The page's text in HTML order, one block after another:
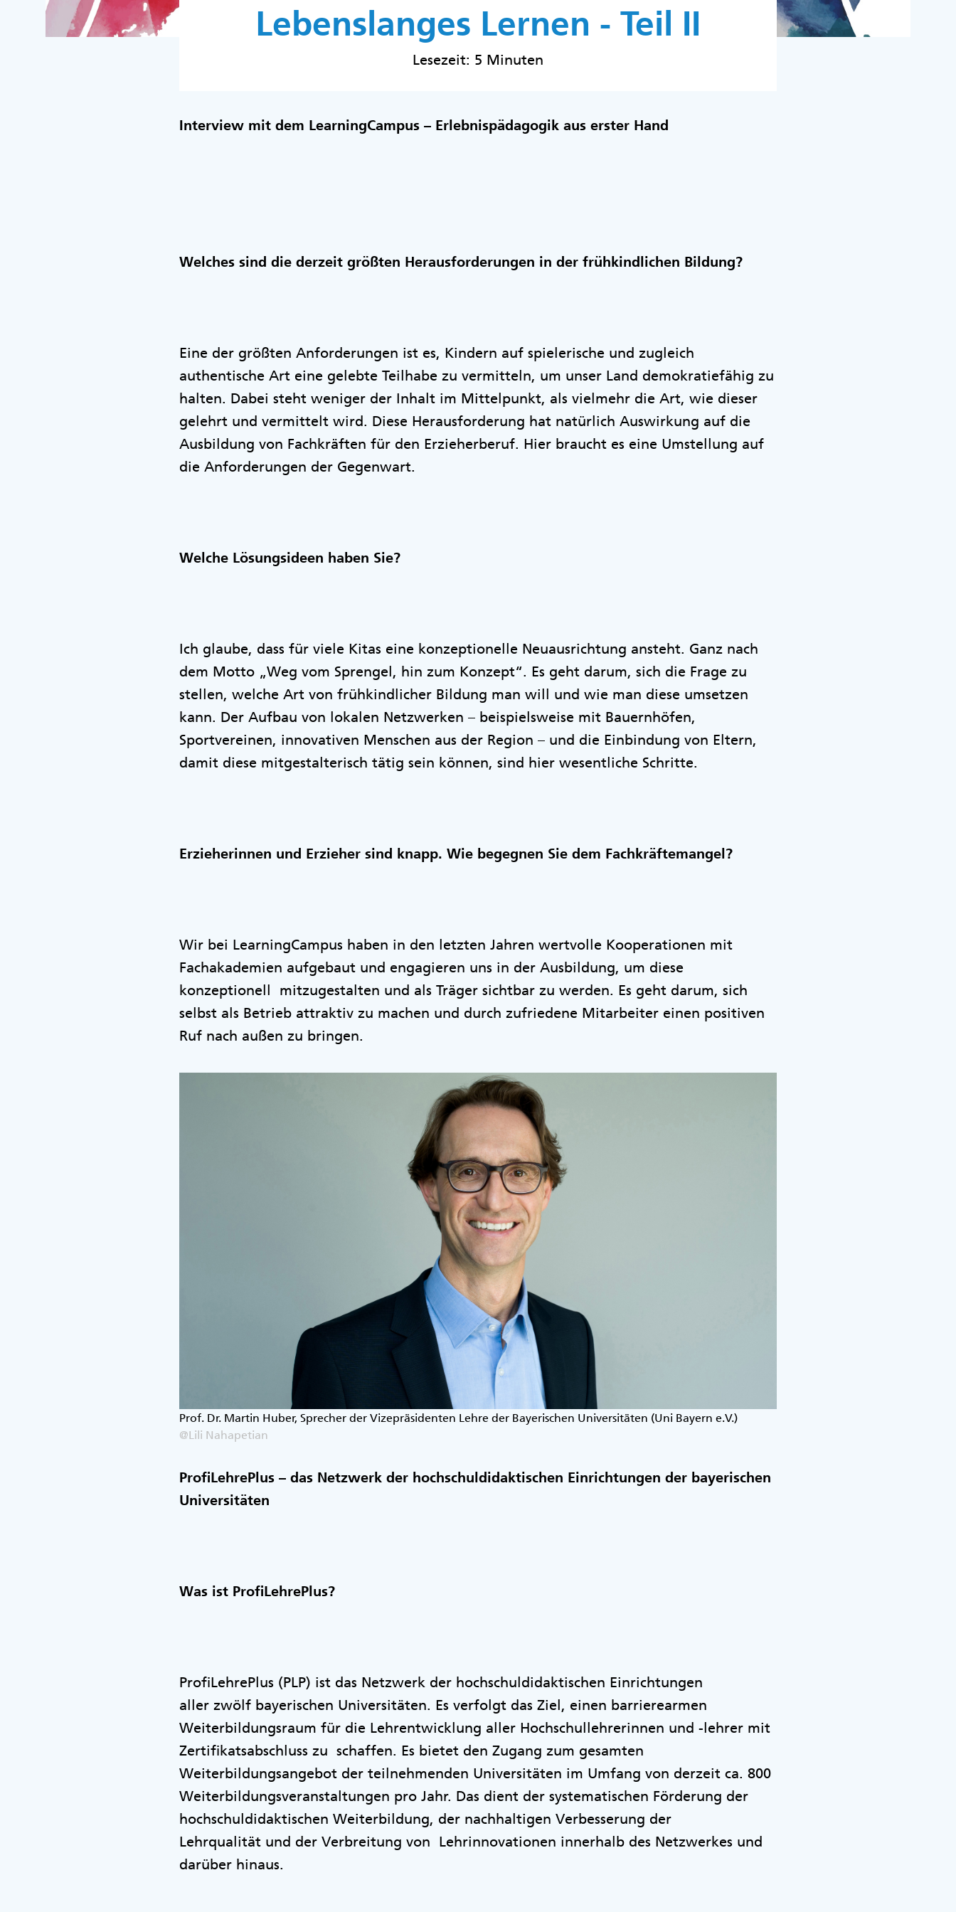
Lebenslanges Lernen - Teil II
Lesezeit: 5 Minuten
Interview mit dem LearningCampus – Erlebnispädagogik aus erster Hand
Welches sind die derzeit größten Herausforderungen in der frühkindlichen Bildung?
Eine der größten Anforderungen ist es, Kindern auf spielerische und zugleich
authentische Art eine gelebte Teilhabe zu vermitteln, um unser Land demokratiefähig zu
halten. Dabei steht weniger der Inhalt im Mittelpunkt, als vielmehr die Art, wie dieser
gelehrt und vermittelt wird. Diese Herausforderung hat natürlich Auswirkung auf die
Ausbildung von Fachkräften für den Erzieherberuf. Hier braucht es eine Umstellung auf
die Anforderungen der Gegenwart.
Welche Lösungsideen haben Sie?
Ich glaube, dass für viele Kitas eine konzeptionelle Neuausrichtung ansteht. Ganz nach
dem Motto „Weg vom Sprengel, hin zum Konzept“. Es geht darum, sich die Frage zu
stellen, welche Art von frühkindlicher Bildung man will und wie man diese umsetzen
kann. Der Aufbau von lokalen Netzwerken – beispielsweise mit Bauernhöfen,
Sportvereinen, innovativen Menschen aus der Region – und die Einbindung von Eltern,
damit diese mitgestalterisch tätig sein können, sind hier wesentliche Schritte.
Erzieherinnen und Erzieher sind knapp. Wie begegnen Sie dem Fachkräftemangel?
Wir bei LearningCampus haben in den letzten Jahren wertvolle Kooperationen mit
Fachakademien aufgebaut und engagieren uns in der Ausbildung, um diese
konzeptionell mitzugestalten und als Träger sichtbar zu werden. Es geht darum, sich
selbst als Betrieb attraktiv zu machen und durch zufriedene Mitarbeiter einen positiven
Ruf nach außen zu bringen.
Prof. Dr. Martin Huber, Sprecher der Vizepräsidenten Lehre der Bayerischen Universitäten (Uni Bayern e.V.)
@Lili Nahapetian
ProfiLehrePlus – das Netzwerk der hochschuldidaktischen Einrichtungen der bayerischen
Universitäten
Was ist ProfiLehrePlus?
ProfiLehrePlus (PLP) ist das Netzwerk der hochschuldidaktischen Einrichtungen
aller zwölf bayerischen Universitäten. Es verfolgt das Ziel, einen barrierearmen
Weiterbildungsraum für die Lehrentwicklung aller Hochschullehrerinnen und -lehrer mit
Zertifikatsabschluss zu schaffen. Es bietet den Zugang zum gesamten
Weiterbildungsangebot der teilnehmenden Universitäten im Umfang von derzeit ca. 800
Weiterbildungsveranstaltungen pro Jahr. Das dient der systematischen Förderung der
hochschuldidaktischen Weiterbildung, der nachhaltigen Verbesserung der
Lehrqualität und der Verbreitung von Lehrinnovationen innerhalb des Netzwerkes und
darüber hinaus.